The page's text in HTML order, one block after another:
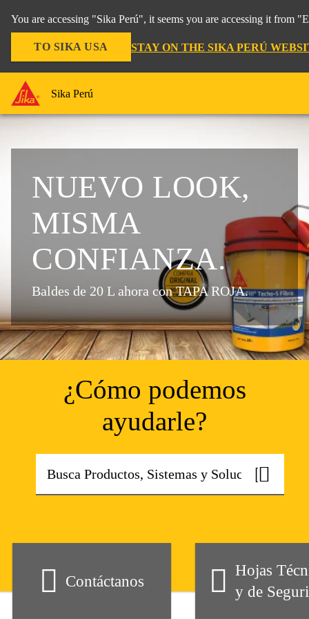
You are accessing "Sika Perú", it seems you are accessing it from
TO SIKA USA STAY ON THE SIKA PERÚ
Sika Perú
NUEVO LOOK,
MISMA
CONFIANZA.
Baldes de 20 L ahora con TAPA ROJA.
¿Cómo podemos
ayudarle?
Contáctanos
Hojas
y de